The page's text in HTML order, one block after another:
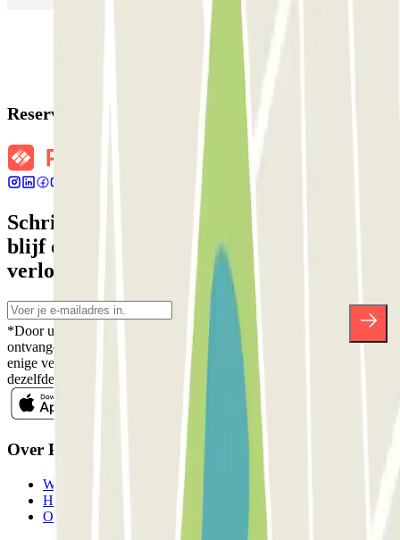
Reserveringsgegevens
Schrijf je in voor onze nieuwsbrief en
blijf op de hoogte van kortingen,
verlotingen en vele andere verrassingen.
*Door u in te schrijven aanvaardt u ons Privacybeleid voor het
ontvangen van commerciële communicatie van Parclick. Zonder
enige verplichting kunt u zich uitschrijven wanneer u maar wilt in
dezelfde nieuwsbrief.
Over Parclick
Wie we zijn
Hoe het werkt
Onze parkeergarages